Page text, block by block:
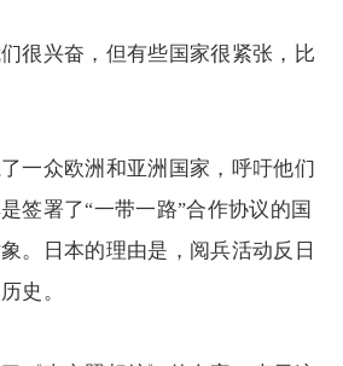
很兴奋，但有些国家很紧张，比
一众欧洲和亚洲国家，呼吁他们
签署了“一带一路”合作协议的国
。日本的理由是，阅兵活动反日
史。